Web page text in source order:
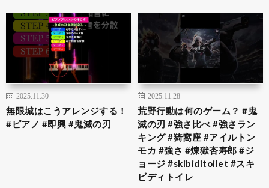
2025.11.30
無限城はこうアレンジする！
#ピアノ #即興 #鬼滅の刃
2025.11.28
荒野行動は何のゲーム？ #鬼
滅の刃 #強さ比べ #強さラン
キング #猗窩座 #アイルトン
モカ #強さ #煉獄杏寿郎 #ジ
ョージ #skibiditoilet #スキ
ビディトイレ